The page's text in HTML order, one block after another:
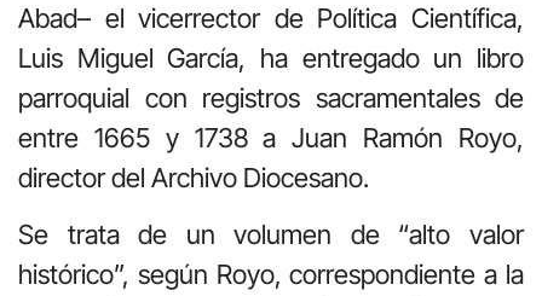
Abad– el vicerrector de Política Científica,
Luis Miguel García, ha entregado un libro
parroquial con registros sacramentales de
entre 1665 y 1738 a Juan Ramón Royo,
director del Archivo Diocesano.
Se trata de un volumen de “alto valor
histórico”, según Royo, correspondiente a la